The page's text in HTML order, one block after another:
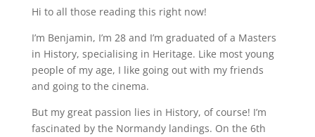
Hi to all those reading this right now!
I’m Benjamin, I’m 28 and I’m graduated of a Masters
in History, specialising in Heritage. Like most young
people of my age, I like going out with my friends
and going to the cinema.
But my great passion lies in History, of course! I’m
fascinated by the Normandy landings. On the 6th